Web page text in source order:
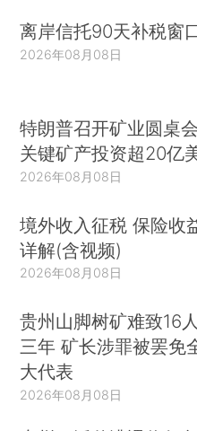
离岸信托90天补税窗
2026年08月08日
特朗普召开矿业圆桌
关键矿产投资超20亿
2026年08月08日
境外收入征税 保险收
详解(含视频)
2026年08月08日
贵州山脚树矿难致16
三年 矿长涉罪被罢免
大代表
2026年08月08日